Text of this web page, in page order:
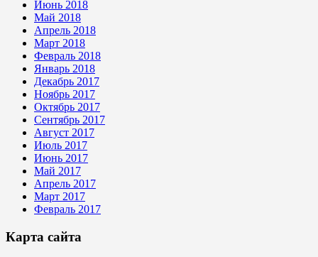
Июнь 2018
Май 2018
Апрель 2018
Март 2018
Февраль 2018
Январь 2018
Декабрь 2017
Ноябрь 2017
Октябрь 2017
Сентябрь 2017
Август 2017
Июль 2017
Июнь 2017
Май 2017
Апрель 2017
Март 2017
Февраль 2017
Карта сайта